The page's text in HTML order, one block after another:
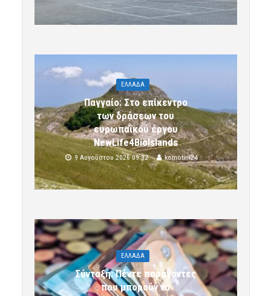
ΕΛΛΑΔΑ
Παγγαίο: Στο επίκεντρο
των δράσεων του
ευρωπαϊκού έργου
NewLife4BioIslands
9 Αυγούστου 2026 09:32 komotini24
ΕΛΛΑΔΑ
Σύνταξη: Πέντε παράγοντες
που μπορούν να